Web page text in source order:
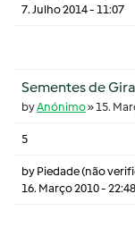
7. Julho 2014 - 11:07
Sementes de
byAnónimo»15.
5
by Piedade (não
16. Março 2010 - 22:48